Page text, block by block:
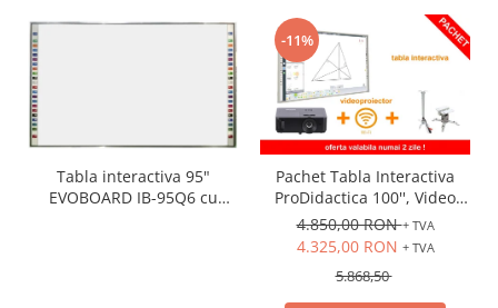
Tabla interactiva 95"
EVOBOARD IB-95Q6 cu
-11%
Pachet Tabla Interactiva
ProDidactica 100'', Video
Proiector de tavan, suport
videoproiector, adaptor
4.850,00 RON+ TVA
4.325,00 RON + TVA
5.868,50